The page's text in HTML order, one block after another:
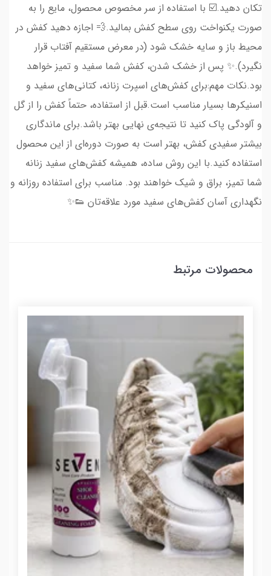
تکان دهید.☑️ با استفاده از سر مخصوص محصول، مایع را به
صورت یکنواخت روی سطح کفش بمالید.💨 اجازه دهید کفش در
محیط باز و سایه خشک شود (در معرض مستقیم آفتاب قرار
نگیرد).✨ پس از خشک شدن، کفش شما سفید و تمیز خواهد
بود.نکات مهم:برای کفش‌های اسپرت زنانه، کتانی‌های سفید و
اسنیکرها بسیار مناسب است.قبل از استفاده، حتماً کفش را از گل
و آلودگی پاک کنید تا نتیجه‌ی نهایی بهتر باشد.برای ماندگاری
بیشتر سفیدی کفش، بهتر است به صورت دوره‌ای از این محصول
استفاده کنید.با این روش ساده، همیشه کفش‌های سفید زنانه
شما تمیز، براق و شیک خواهند بود. مناسب برای استفاده روزانه و
نگهداری آسان کفش‌های سفید مورد علاقه‌تان 👟✨
محصولات مرتبط